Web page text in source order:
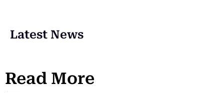
Latest News
Read More